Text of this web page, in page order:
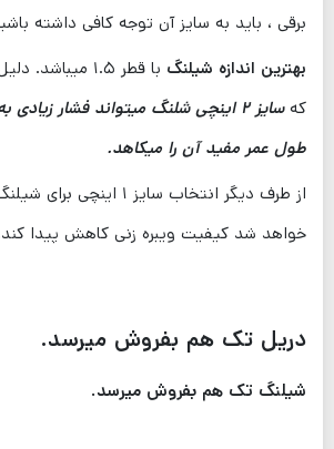
برقی ، باید به سایز آن توجه کافی داشته
بهترین اندازه شیلنگ
با قطر ۱.۵
که
سایز ۲ اینچی شلنگ میتواند فشار
طول عمر مفید آن را میکاهد.
از طرف دیگر انتخاب سایز ۱
خواهد شد کیفیت ویبره زنی کاهش پیدا
دریل تک هم بفروش میرسد.
شیلنگ تک هم بفروش میرسد.